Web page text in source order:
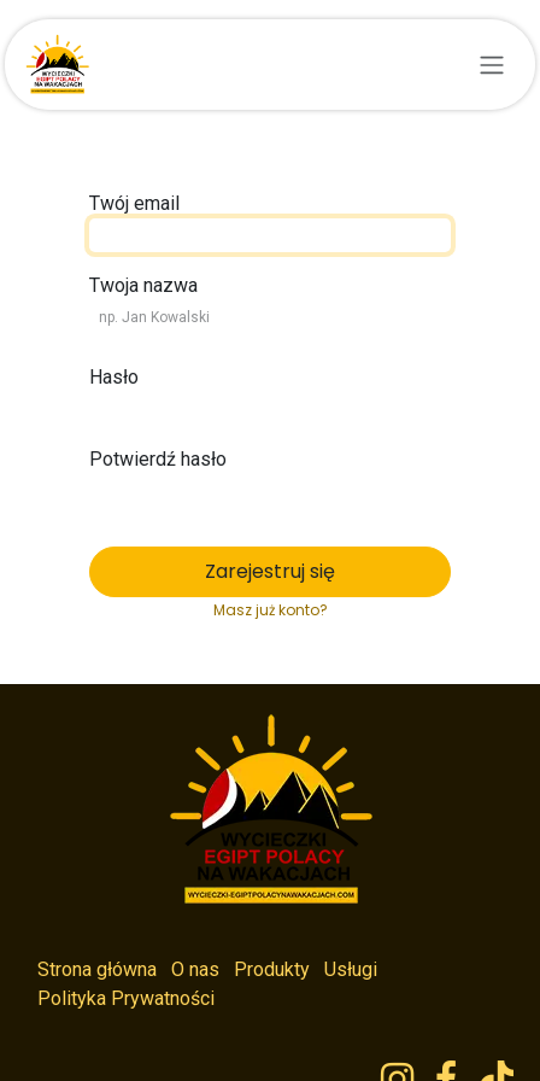
Przejdź do zawartości
Twój email
Twoja nazwa
Hasło
Potwierdź hasło
Zarejestruj się
Masz już konto?
Strona główna O nas Produkty
Usługi
Polityka Prywatności